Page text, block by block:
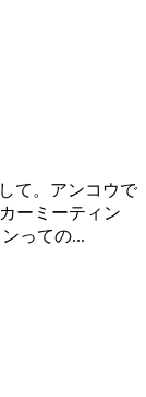
て。アンコウで
ーミーティン
っての...